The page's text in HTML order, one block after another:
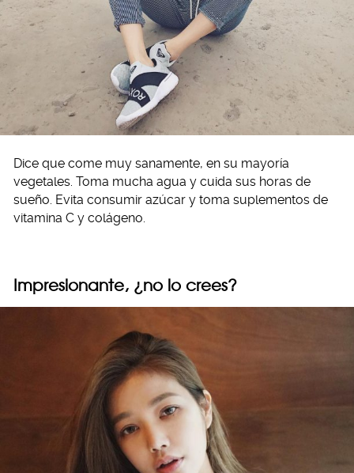
Dice que come muy sanamente, en su mayoría
vegetales. Toma mucha agua y cuida sus horas de
sueño. Evita consumir azúcar y toma suplementos de
vitamina C y colágeno.
Impresionante, ¿no lo crees?